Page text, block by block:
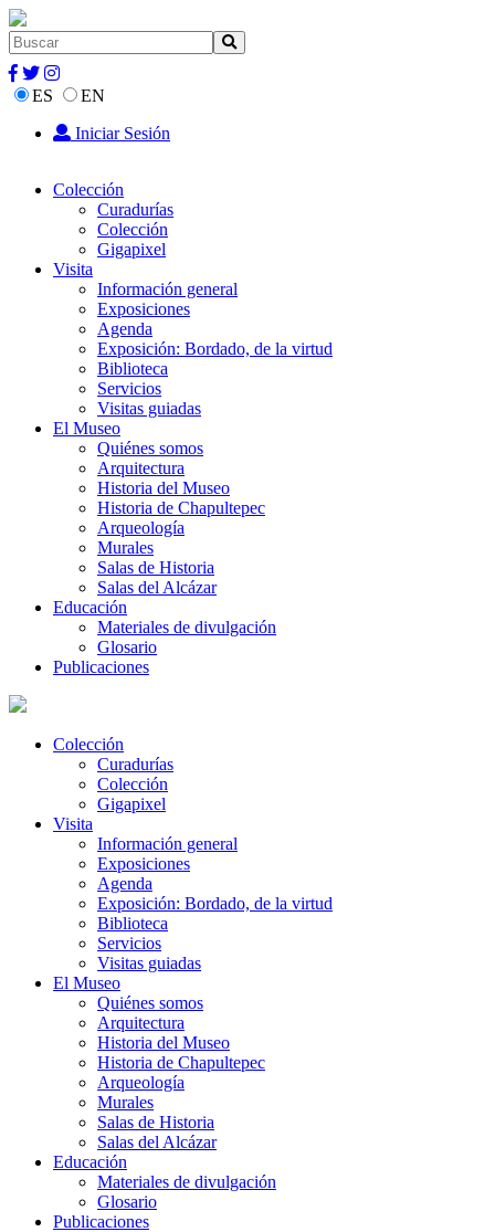
ES
EN
Iniciar Sesión
Colección
Curadurías
Colección
Gigapixel
Visita
Información general
Exposiciones
Agenda
Exposición: Bordado, de la virtud
Biblioteca
Servicios
Visitas guiadas
El Museo
Quiénes somos
Arquitectura
Historia del Museo
Historia de Chapultepec
Arqueología
Murales
Salas de Historia
Salas del Alcázar
Educación
Materiales de divulgación
Glosario
Publicaciones
Colección
Curadurías
Colección
Gigapixel
Visita
Información general
Exposiciones
Agenda
Exposición: Bordado, de la virtud
Biblioteca
Servicios
Visitas guiadas
El Museo
Quiénes somos
Arquitectura
Historia del Museo
Historia de Chapultepec
Arqueología
Murales
Salas de Historia
Salas del Alcázar
Educación
Materiales de divulgación
Glosario
Publicaciones